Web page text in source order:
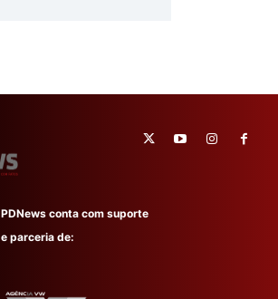
PDNews conta com suporte
e parceria de: